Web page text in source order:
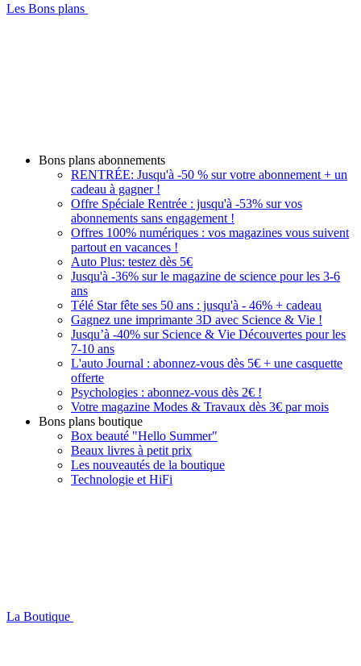
Les Bons plans
Bons plans abonnements
RENTRÉE: Jusqu'à -50 % sur votre abonnement + un
cadeau à gagner !
Offre Spéciale Rentrée : jusqu'à -53% sur vos
abonnements sans engagement !
Offres 100% numériques : vos magazines vous suivent
partout en vacances !
Auto Plus: testez dès 5€
Jusqu'à -36% sur le magazine de science pour les 3-6
ans
Télé Star fête ses 50 ans : jusqu'à - 46% + cadeau
Gagnez une imprimante 3D avec Science & Vie !
Jusqu’à -40% sur Science & Vie Découvertes pour les
7-10 ans
L'auto Journal : abonnez-vous dès 5€ + une casquette
offerte
Psychologies : abonnez-vous dès 2€ !
Votre magazine Modes & Travaux dès 3€ par mois
Bons plans boutique
Box beauté "Hello Summer"
Beaux livres à petit prix
Les nouveautés de la boutique
Technologie et HiFi
La Boutique